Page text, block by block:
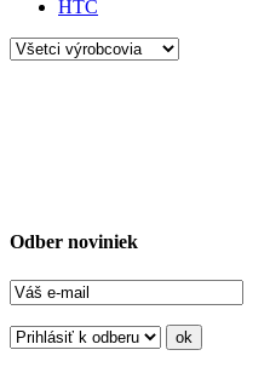
HTC
Odber noviniek